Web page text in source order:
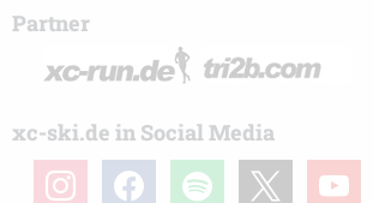
Partner
xc-ski.de in Social Media
instagramfacebookspotify youtube